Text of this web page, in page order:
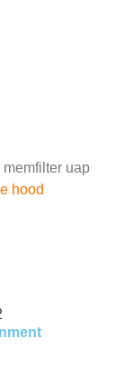
uap
hood